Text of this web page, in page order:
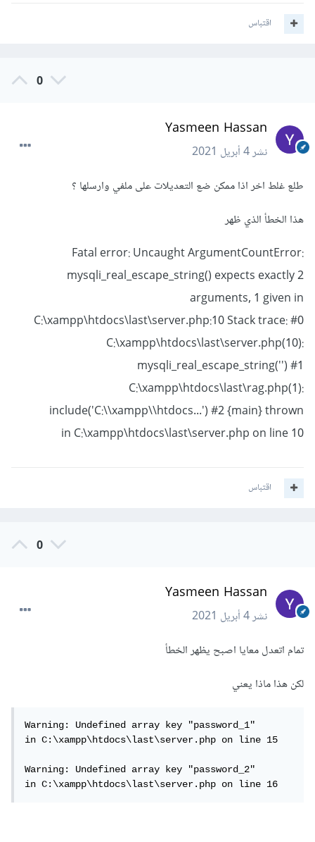
اقتباس
0
Yasmeen Hassan
نشر4 أبريل 2021
طلع غلط اخر اذا ممكن ضع التعديلات على ملفي وارسلها ؟
هذا الخطأ الذي ظهر
Fatal error: Uncaught ArgumentCountError:
mysqli_real_escape_string() expects exactly 2
arguments, 1 given in
C:\xampp\htdocs\last\server.php:10 Stack trace: #0
C:\xampp\htdocs\last\server.php(10):
mysqli_real_escape_string('') #1
C:\xampp\htdocs\last\rag.php(1):
include('C:\\xampp\\htdocs...') #2 {main} thrown
in C:\xampp\htdocs\last\server.php on line 10
اقتباس
0
Yasmeen Hassan
نشر4 أبريل 2021
تمام اتعدل معايا اصبح يظهر الخطأ
لكن هذا ماذا يعني
Warning: Undefined array key "password_1"
in C:\xampp\htdocs\last\server.php on line 15
Warning: Undefined array key "password_2"
in C:\xampp\htdocs\last\server.php on line 16